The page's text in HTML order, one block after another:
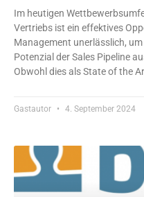
Im heutigen
Vertriebs ist ein effektives
Management unerlässlich,
Potenzial der Sales Pipeline
Obwohl dies als State of the
Gastautor 4. September 2024